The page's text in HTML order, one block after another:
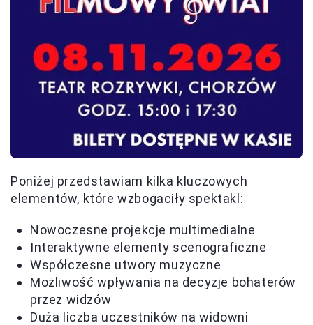
Poniżej przedstawiam kilka kluczowych
elementów, które wzbogaciły spektakl:
Nowoczesne projekcje multimedialne
Interaktywne elementy scenograficzne
Współczesne utwory muzyczne
Możliwość wpływania na decyzje bohaterów
przez widzów
Duża liczba uczestników na widowni